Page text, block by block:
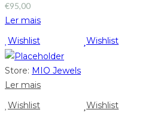
€95,00
Ler mais
Wishlist
Wishlist
Store: MIO Jewels
Ler mais
Wishlist
Wishlist